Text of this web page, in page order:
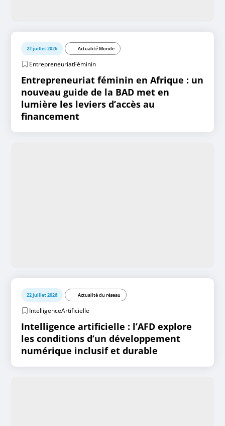
22 juillet 2026 Actualité Monde
EntrepreneuriatFéminin
Entrepreneuriat féminin en Afrique : un
nouveau guide de la BAD met en
lumière les leviers d’accès au
financement
22 juillet 2026 Actualité du réseau
IntelligenceArtificielle
Intelligence artificielle : l’AFD explore
les conditions d’un développement
numérique inclusif et durable